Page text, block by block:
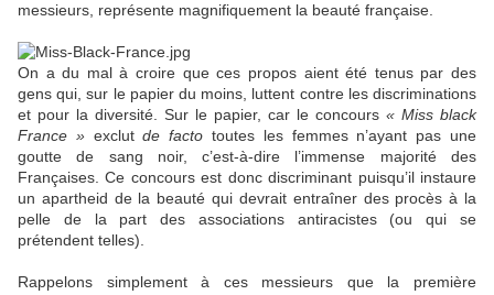
messieurs, représente magnifiquement la beauté française.
On a du mal à croire que ces propos aient été tenus par des
gens qui, sur le papier du moins, luttent contre les discriminations
et pour la diversité. Sur le papier, car le concours « Miss black
France »exclutde facto toutes les femmes n’ayant pas une
goutte de sang noir, c’est-à-dire l’immense majorité des
Françaises. Ce concours est donc discriminant puisqu’il instaure
un apartheid de la beauté qui devrait entraîner des procès à la
pelle de la part des associations antiracistes (ou qui se
prétendent telles).
Rappelons simplement à ces messieurs que la première